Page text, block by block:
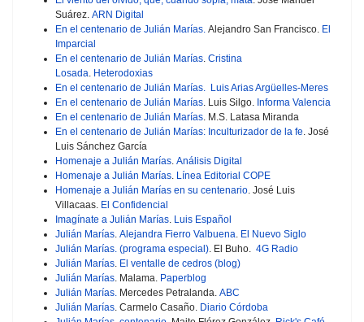
Suárez. ARN Digital
En el centenario de Julián Marías. Alejandro San Francisco. El
Imparcial
En el centenario de Julián Marías Cristina
Losada Heterodoxias
En el centenario de Julián Marías.
Luis Arias Argüelles-Meres
En el centenario de Julián Marías . Luis Silgo. Informa Valencia
En el centenario de Julián Marías . M.S. Latasa Miranda
En el centenario de Julián Marías: Inculturizador de la fe . José
Luis Sánchez García
Homenaje a Julián Marías Análisis Digital
Homenaje a Julián Marías Línea Editorial COPE
Homenaje a Julián Marías en su centenario . José Luis
Villacaas. El Confidencial
Imagínate a Julián Marías Luis Español
Julián Marías Alejandra Fierro Valbuena El Nuevo Siglo
Julián Marías. (programa especial) . El Buho. 4G Radio
Julián Marías El ventalle de cedros (blog)
Julián Marías . Malama. Paperblog
Julián Marías. Mercedes Petralanda. ABC
Julián Marías . Carmelo Casaño. Diario Córdoba